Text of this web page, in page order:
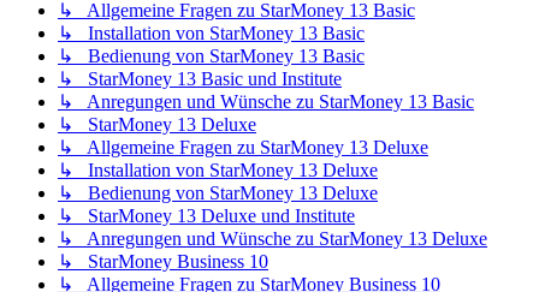
↳ Allgemeine Fragen zu StarMoney 13 Basic
↳ Installation von StarMoney 13 Basic
↳ Bedienung von StarMoney 13 Basic
↳ StarMoney 13 Basic und Institute
↳ Anregungen und Wünsche zu StarMoney 13 Basic
↳ StarMoney 13 Deluxe
↳ Allgemeine Fragen zu StarMoney 13 Deluxe
↳ Installation von StarMoney 13 Deluxe
↳ Bedienung von StarMoney 13 Deluxe
↳ StarMoney 13 Deluxe und Institute
↳ Anregungen und Wünsche zu StarMoney 13 Deluxe
↳ StarMoney Business 10
↳ Allgemeine Fragen zu StarMoney Business 10